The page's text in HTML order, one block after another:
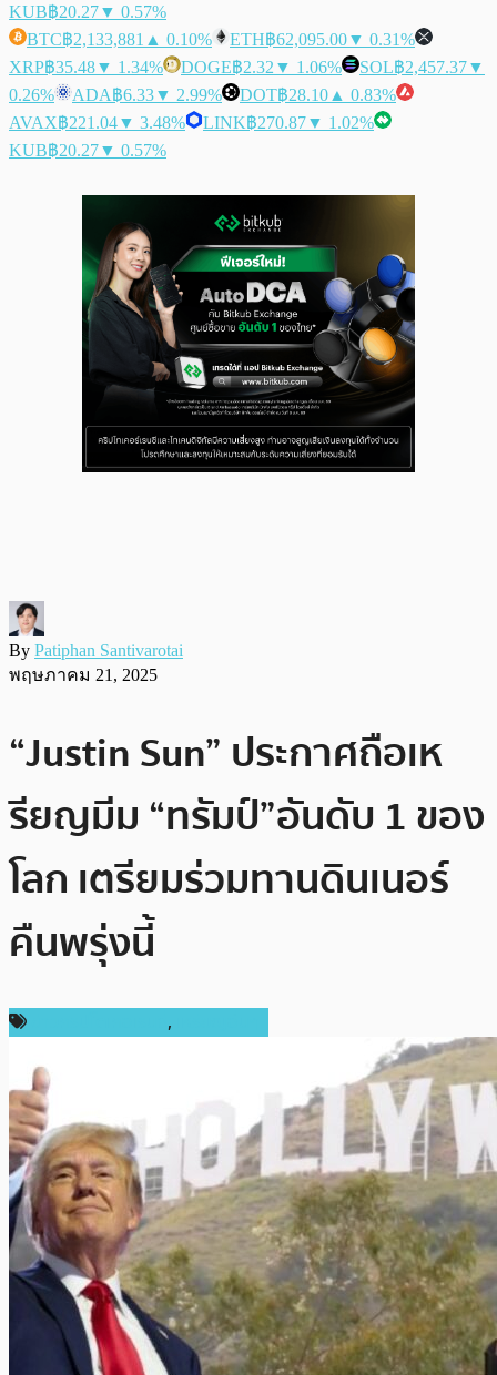
KUB฿20.27▼ 0.57%
BTC฿2,133,881 ▲ 0.10% ETH฿62,095.00▼ 0.31%
XRP฿35.48▼ 1.34% DOGE฿2.32 ▼ 1.06% SOL฿2,457.37▼
0.26%
ADA฿6.33▼ 2.99% DOT฿28.10 ▲ 0.83%
AVAX฿221.04▼ 3.48% LINK฿270.87▼ 1.02%
KUB฿20.27▼ 0.57%
By Patiphan Santivarotai
พฤษภาคม 21, 2025
“Justin Sun” ประกาศถือเห
รียญมีม “ทรัมป์”อันดับ 1 ของ
โลก เตรียมร่วมทานดินเนอร์
คืนพรุ่งนี้
,